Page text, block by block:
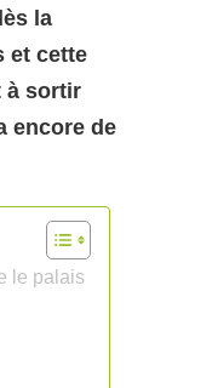
la
et cette
à sortir
encore de
le palais